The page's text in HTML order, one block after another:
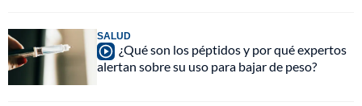
SALUD
¿Qué son los péptidos y por qué expertos
alertan sobre su uso para bajar de peso?